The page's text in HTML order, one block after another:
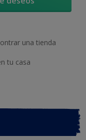
una tienda
tu casa